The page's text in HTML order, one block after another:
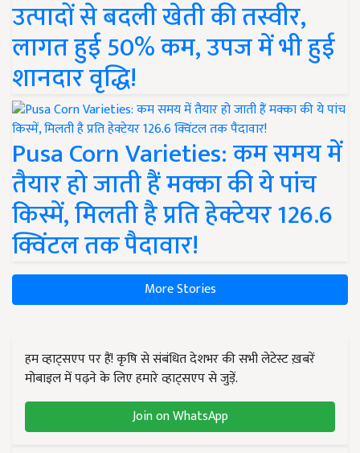
उत्पादों से बदली खेती की तस्वीर,
लागत हुई 50% कम, उपज में भी हुई
शानदार वृद्धि!
Pusa Corn Varieties: कम समय में
तैयार हो जाती हैं मक्का की ये पांच
किस्में, मिलती है प्रति हेक्टेयर 126.6
क्विंटल तक पैदावार!
More Stories
हम व्हाट्सएप पर हैं! कृषि से संबंधित देशभर की सभी लेटेस्ट ख़बरें
मोबाइल में पढ़ने के लिए हमारे व्हाट्सएप से जुड़ें.
Join on WhatsApp